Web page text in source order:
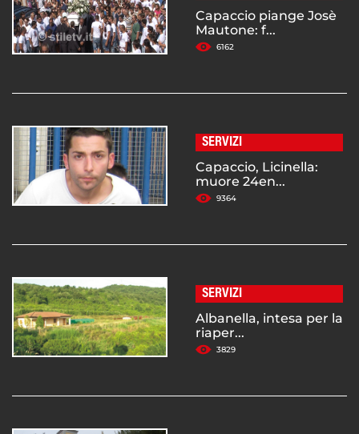
Capaccio piange Josè
Mautone: f...
6162
SERVIZI
Capaccio, Licinella:
muore 24en...
9364
SERVIZI
Albanella, intesa per la
riaper...
3829